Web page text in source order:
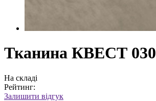
Тканина КВЕСТ 030
На складі
Рейтинг:
Залишити відгук